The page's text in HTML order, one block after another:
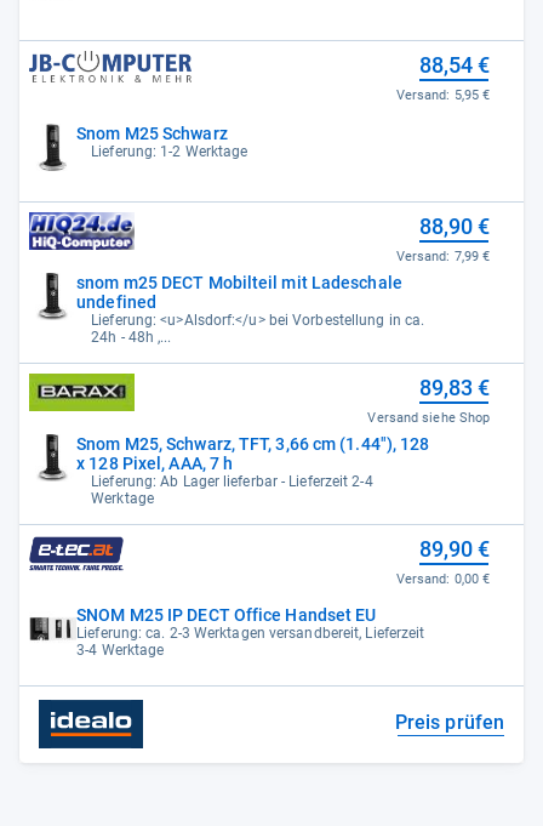
Snom M25 Schwarz
Lieferung: 1-2 Werktage
88,54 €
Versand: 5,95 €
snom m25 DECT Mobilteil mit Ladeschale
undefined
Lieferung: <u>Alsdorf:</u> bei Vorbestellung in ca.
24h - 48h ,...
88,90 €
Versand: 7,99 €
Snom M25, Schwarz, TFT, 3,66 cm (1.44"), 128
x 128 Pixel, AAA, 7 h
Lieferung: Ab Lager lieferbar - Lieferzeit 2-4
Werktage
89,83 €
Versand siehe Shop
SNOM M25 IP DECT Office Handset EU
Lieferung: ca. 2-3 Werktagen versandbereit, Lieferzeit
3-4 Werktage
89,90 €
Versand: 0,00 €
Preis prüfen